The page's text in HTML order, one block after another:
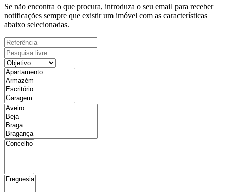
Se não encontra o que procura, introduza o seu email para receber
notificações sempre que existir um imóvel com as características
abaixo selecionadas.